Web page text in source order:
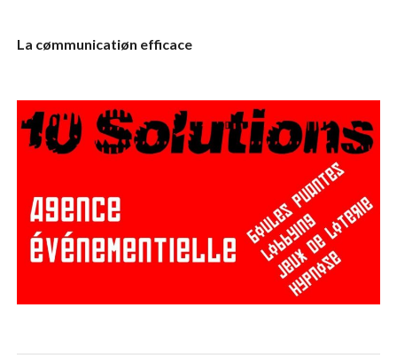
La cømmunicatiøn efficace